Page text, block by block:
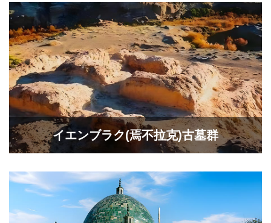
イエンブラク(焉不拉克)古墓群